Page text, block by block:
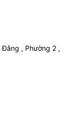
Đằng , Phường 2 ,